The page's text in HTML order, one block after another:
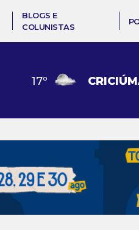
BLOGS E
COLUNISTAS
17º